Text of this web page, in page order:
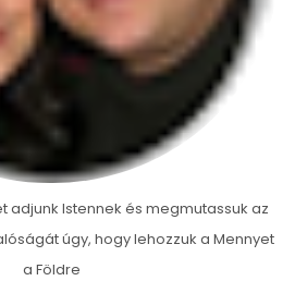
adjunk Istennek és megmutassuk az
úgy, hogy lehozzuk a Mennyet
a Földre